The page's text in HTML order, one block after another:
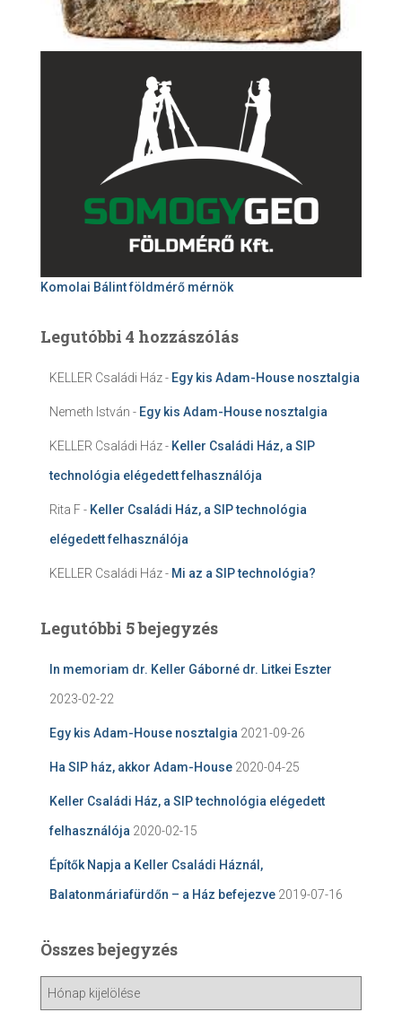
Komolai Bálint földmérő mérnök
Legutóbbi 4 hozzászólás
KELLER Családi Ház- Egy kis Adam-House nosztalgia
Nemeth István - Egy kis Adam-House nosztalgia
KELLER Családi Ház- Keller Családi Ház, a SIP
technológia elégedett felhasználója
Rita F- Keller Családi Ház, a SIP technológia
elégedett felhasználója
KELLER Családi Ház- Mi az a SIP technológia?
Legutóbbi 5 bejegyzés
In memoriam dr. Keller Gáborné dr. Litkei Eszter
2023-02-22
Egy kis Adam-House nosztalgia 2021-09-26
Ha SIP ház, akkor Adam-House 2020-04-25
Keller Családi Ház, a SIP technológia elégedett
felhasználója 2020-02-15
Építők Napja a Keller Családi Háznál,
Balatonmáriafürdőn – a Ház befejezve 2019-07-16
Összes bejegyzés